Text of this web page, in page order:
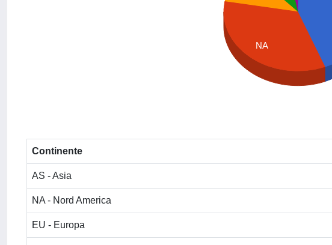
NA
Continente
AS - Asia
NA - Nord America
EU - Europa